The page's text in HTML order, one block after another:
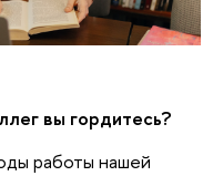
вы гордитесь?
работы нашей